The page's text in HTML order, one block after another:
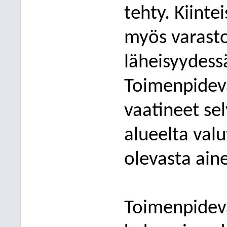
tehty.
myös
vaatineet
alueelta
olevasta